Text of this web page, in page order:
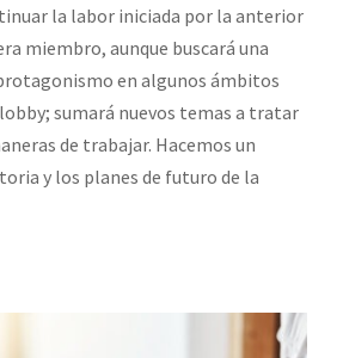
la labor iniciada por la anterior
miembro, aunque buscará una
en algunos ámbitos
sumará nuevos temas a tratar
de trabajar. Hacemos un
y los planes de futuro de la